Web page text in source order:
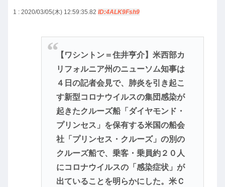
1 : 2020/03/05(木) 12:59:35.82 ID:4ALK9Fsh9
【ワシントン＝住井亨介】米西部カ
リフォルニア州のニューソム知事は
４日の記者会見で、肺炎を引き起こ
す新型コロナウイルスの集団感染が
起きたクルーズ船「ダイヤモンド・
プリンセス」を保有する米国の船会
社「プリンセス・クルーズ」の別の
クルーズ船で、乗客・乗員約２０人
にコロナウイルスの「感染症状」が
出ていることを明らかにした。米Ｃ